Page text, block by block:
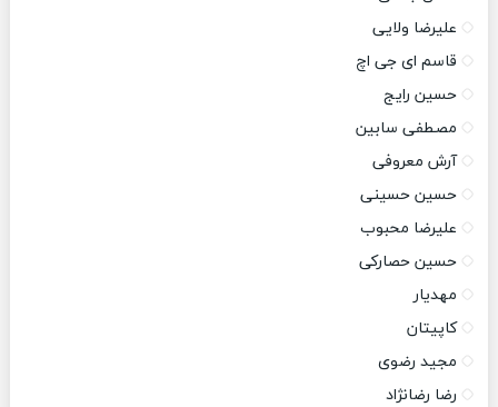
علیرضا ولایی
قاسم ای جی اچ
حسین رایج
مصطفی سابین
آرش معروفی
حسین حسینی
علیرضا محبوب
حسین حصارکی
مهدیار
کاپیتان
مجید رضوی
رضا رضانژاد